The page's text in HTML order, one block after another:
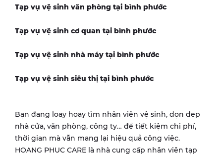
Tạp vụ vệ sinh văn phòng tại bình phước
Tạp vụ vệ sinh cơ quan tại bình phước
Tạp vụ vệ sinh nhà máy tại bình phước
Tạp vụ vệ sinh siêu thị tại bình phước
Bạn đang loay hoay tìm nhân viên vệ sinh, dọn dẹp
nhà cửa, văn phòng, công ty… để tiết kiệm chi phí,
thời gian mà vẫn mang lại hiệu quả công việc.
HOANG PHUC CARE là nhà cung cấp nhân viên tạp